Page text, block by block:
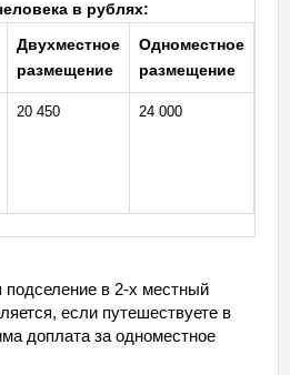
в рублях:
Двухместное
размещение
Одноместное
размещение
20 450 24 000
в 2-х местный
если путешествуете в
доплата за одноместное